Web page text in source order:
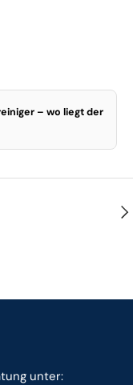
– wo liegt der
unter: